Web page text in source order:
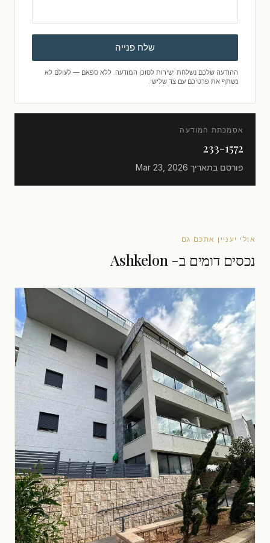
שלח פנייה
ההודעה שלכם נשלחת ישירות לסוכן המודעה. ללא ספאם — לעולם לא
נשתף את פרטיכם עם צד שלישי.
אסמכתת המודעה
233-1572
פורסם בתאריך
אולי יעניין אתכם גם
נכסים דומים ב- Ashkelon